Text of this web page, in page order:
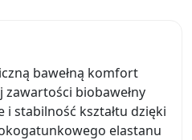
bawełną komfort
biobawełny
stabilność kształtu dzięki
elastanu